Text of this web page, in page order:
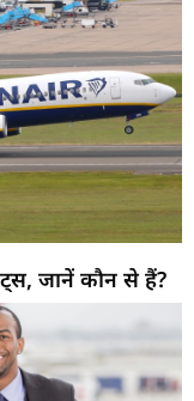
जानें कौन से हैं?